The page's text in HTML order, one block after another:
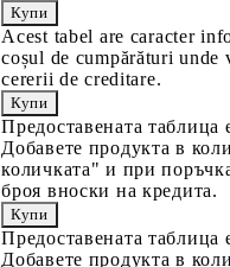
Acest tabel are caracter
coșul de cumpărături unde
cererii de creditare.
Предоставената
Добавете продукта в
количката" и при
броя вноски на кредита.
Предоставената
Добавете продукта в